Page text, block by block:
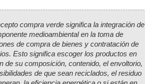
compra verde significa la integración de
medioambiental en la toma de
de compra de bienes y contratación de
Esto significa escoger los productos en
de su composición, contenido, el envoltorio,
de que sean reciclados, el residuo